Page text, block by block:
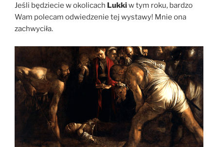
Jeśli będziecie w okolicach Lukkiw tym roku, bardzo
Wam polecam odwiedzenie tej wystawy! Mnie ona
zachwyciła.